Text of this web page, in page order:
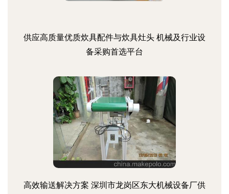
供应高质量优质炊具配件与炊具灶头 机械及行业设
备采购首选平台
高效输送解决方案 深圳市龙岗区东大机械设备厂供